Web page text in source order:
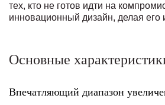
тех, кто не готов идти на
инновационный дизайн, делая
Основные
Впечатляющий диапазон